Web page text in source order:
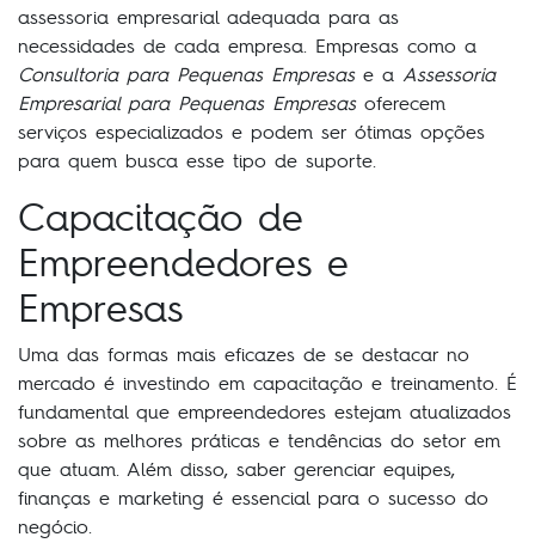
assessoria empresarial adequada para as
necessidades de cada empresa. Empresas como a
Consultoria para Pequenas Empresase a Assessoria
Empresarial para Pequenas Empresasoferecem
serviços especializados e podem ser ótimas opções
para quem busca esse tipo de suporte.
Capacitação de
Empreendedores e
Empresas
Uma das formas mais eficazes de se destacar no
mercado é investindo em capacitação e treinamento. É
fundamental que empreendedores estejam atualizados
sobre as melhores práticas e tendências do setor em
que atuam. Além disso, saber gerenciar equipes,
finanças e marketing é essencial para o sucesso do
negócio.